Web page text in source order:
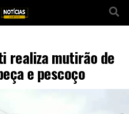
realiza mutirão de
e pescoço